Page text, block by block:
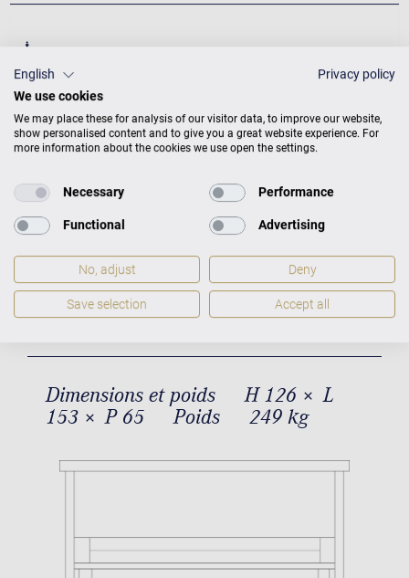
Residence R 6 Style Dimensions et
poids
Dimensions et poids
H 126 × L
153 × P 65
Poids 249 kg
English
Privacy policy
We use cookies
We may place these for analysis of our visitor data, to improve our website,
show personalised content and to give you a great website experience. For
more information about the cookies we use open the settings.
Necessary Performance
Functional Advertising
No, adjust Deny
Save selection Accept all